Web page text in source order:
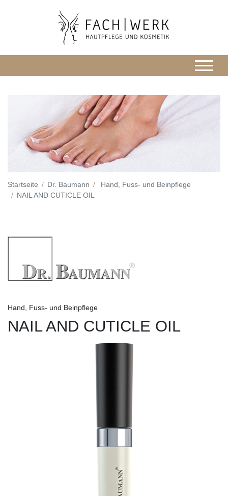
Startseite Dr. Baumann
Hand, Fuss- und Beinpflege
NAIL AND CUTICLE OIL
Hand, Fuss- und Beinpflege
NAIL AND CUTICLE OIL